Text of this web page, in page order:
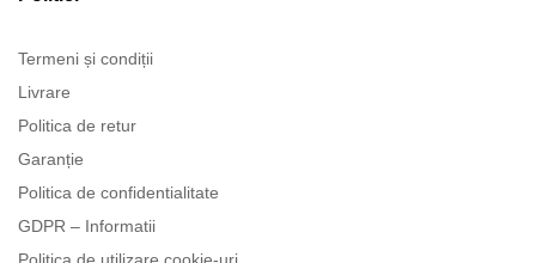
Termeni și condiții
Livrare
Politica de retur
Garanție
Politica de confidentialitate
GDPR – Informatii